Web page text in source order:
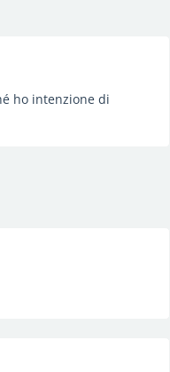
ho intenzione di